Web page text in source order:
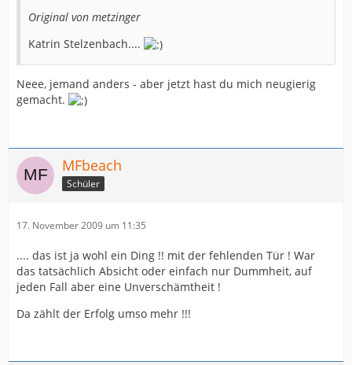
Original von metzinger
Katrin Stelzenbach....
Neee, jemand anders - aber jetzt hast du mich neugierig
gemacht.
MFbeach
Schüler
17. November 2009 um 11:35
.... das ist ja wohl ein Ding !! mit der fehlenden Tür ! War
das tatsächlich Absicht oder einfach nur Dummheit, auf
jeden Fall aber eine Unverschämtheit !
Da zählt der Erfolg umso mehr !!!